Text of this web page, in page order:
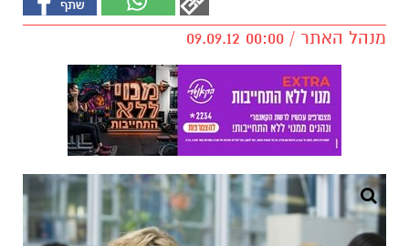
מנהל האתר / 00:00 09.09.12